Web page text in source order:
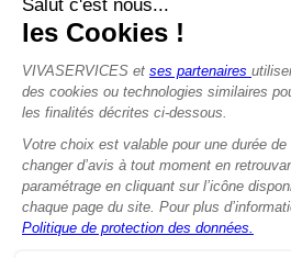
Handicaps
© 2015 - 2026VIVASERVICES
Modifier vos préférences en
Mentions
Données
Politique de